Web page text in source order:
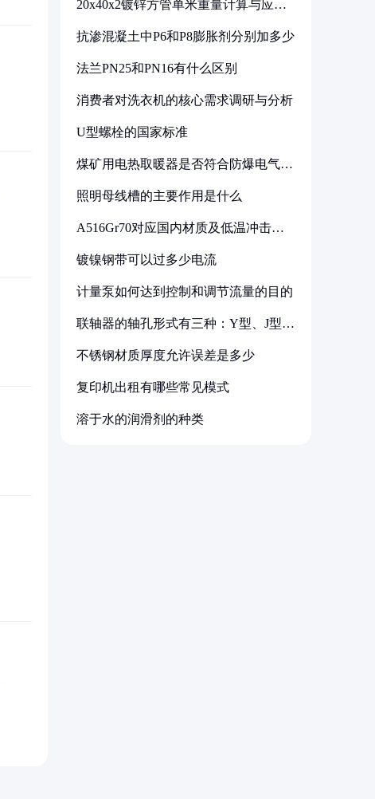
20x40x2镀锌方管单米重量计算与应用
抗渗混凝土中P6和P8膨胀剂分别加多少
法兰PN25和PN16有什么区别
消费者对洗衣机的核心需求调研与分析
U型螺栓的国家标准
煤矿用电热取暖器是否符合防爆电气设
照明母线槽的主要作用是什么
A516Gr70对应国内材质及低温冲击要
镀镍钢带可以过多少电流
计量泵如何达到控制和调节流量的目的
联轴器的轴孔形式有三种：Y型、J型、
不锈钢材质厚度允许误差是多少
复印机出租有哪些常见模式
溶于水的润滑剂的种类